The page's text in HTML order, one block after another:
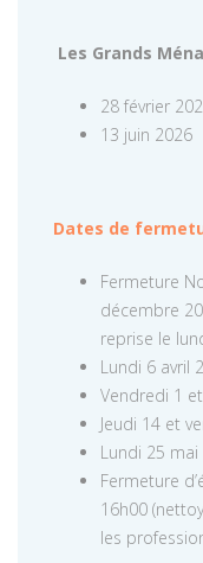
Les Grands
28 février
13 juin 2026
Dates de
Fermeture
décembre
reprise le
Lundi 6 avril
Vendredi 1
Jeudi 14 et
Lundi 25
Fermeture
16h00
les